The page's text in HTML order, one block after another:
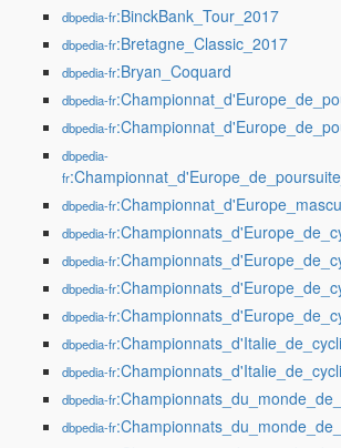
dbpedia-fr:BinckBank_Tour_2017
dbpedia-fr:Bretagne_Classic_2017
dbpedia-fr:Bryan_Coquard
dbpedia-fr
dbpedia-fr
dbpedia-
fr
dbpedia-fr
dbpedia-fr
dbpedia-fr
dbpedia-fr
dbpedia-fr
dbpedia-fr
dbpedia-fr
dbpedia-fr
dbpedia-fr